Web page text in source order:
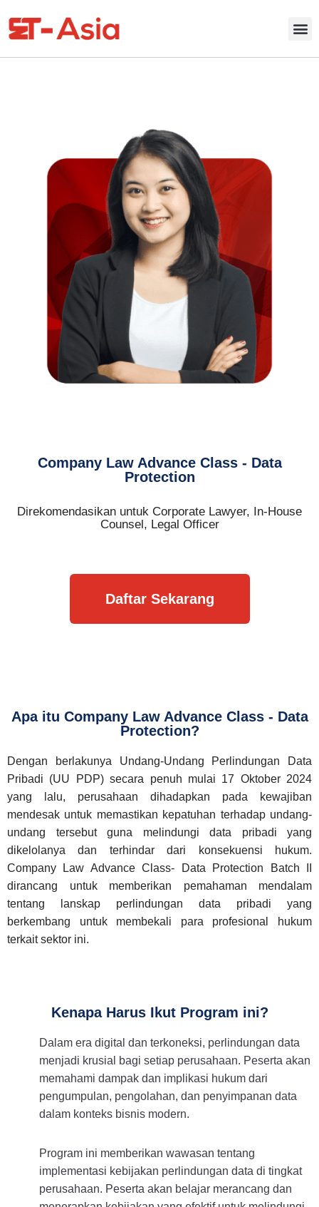
Company Law Advance Class - Data
Protection
Direkomendasikan untuk Corporate Lawyer, In-House
Counsel, Legal Officer
Daftar Sekarang
Apa itu Company Law Advance Class - Data
Protection?
Dengan berlakunya Undang-Undang Perlindungan Data
Pribadi (UU PDP) secara penuh mulai 17 Oktober 2024
yang lalu, perusahaan dihadapkan pada kewajiban
mendesak untuk memastikan kepatuhan terhadap undang-
undang tersebut guna melindungi data pribadi yang
dikelolanya dan terhindar dari konsekuensi hukum.
Company Law Advance Class- Data Protection Batch II
dirancang untuk memberikan pemahaman mendalam
tentang lanskap perlindungan data pribadi yang
berkembang untuk membekali para profesional hukum
terkait sektor ini.
Kenapa Harus Ikut Program ini?
Dalam era digital dan terkoneksi, perlindungan data
menjadi krusial bagi setiap perusahaan. Peserta akan
memahami dampak dan implikasi hukum dari
pengumpulan, pengolahan, dan penyimpanan data
dalam konteks bisnis modern.
Program ini memberikan wawasan tentang
implementasi kebijakan perlindungan data di tingkat
perusahaan. Peserta akan belajar merancang dan